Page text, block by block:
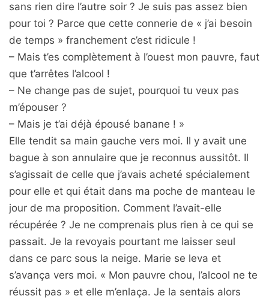
sans rien dire l’autre soir ? Je suis pas assez bien
pour toi ? Parce que cette connerie de « j’ai besoin
de temps » franchement c’est ridicule !
– Mais t’es complètement à l’ouest mon pauvre, faut
que t’arrêtes l’alcool !
– Ne change pas de sujet, pourquoi tu veux pas
m’épouser ?
– Mais je t’ai déjà épousé banane ! »
Elle tendit sa main gauche vers moi. Il y avait une
bague à son annulaire que je reconnus aussitôt. Il
s’agissait de celle que j’avais acheté spécialement
pour elle et qui était dans ma poche de manteau le
jour de ma proposition. Comment l’avait-elle
récupérée ? Je ne comprenais plus rien à ce qui se
passait. Je la revoyais pourtant me laisser seul
dans ce parc sous la neige. Marie se leva et
s’avança vers moi. « Mon pauvre chou, l’alcool ne te
réussit pas » et elle m’enlaça. Je la sentais alors